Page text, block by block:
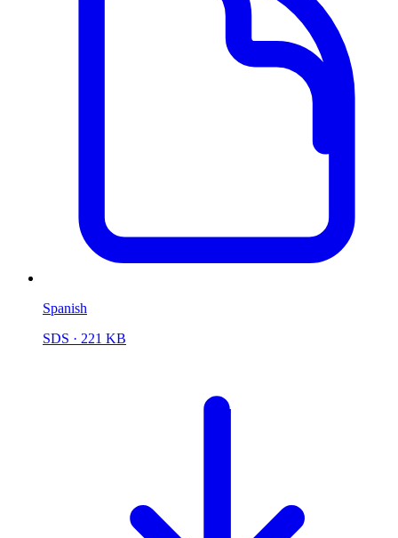
Spanish
SDS · 221 KB